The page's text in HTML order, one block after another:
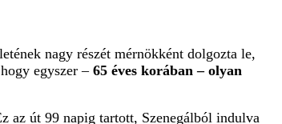
nagy részét mérnökként dolgozta le,
egyszer – 65 éves korában – olyan
az út 99 napig tartott, Szenegálból indulva